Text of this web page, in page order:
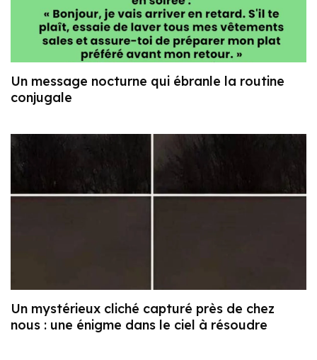
Un message nocturne qui ébranle la routine
conjugale
Un mystérieux cliché capturé près de chez
nous : une énigme dans le ciel à résoudre